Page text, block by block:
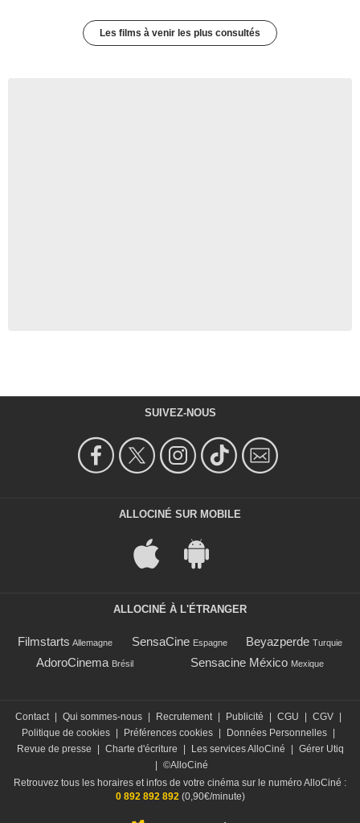
Les films à venir les plus consultés
SUIVEZ-NOUS
ALLOCINÉ SUR MOBILE
ALLOCINÉ À L'ÉTRANGER
Filmstarts Allemagne SensaCine Espagne Beyazperde Turquie
AdoroCinema Brésil Sensacine México Mexique
Contact | Qui sommes-nous | Recrutement | Publicité | CGU | CGV |
Politique de cookies | Préférences cookies | Données Personnelles |
Revue de presse
| Charte d'écriture | Les services AlloCiné | Gérer Utiq
| ©AlloCiné
Retrouvez tous les horaires et infos de votre cinéma sur le numéro AlloCiné :
0 892 892 892 (0,90€/minute)